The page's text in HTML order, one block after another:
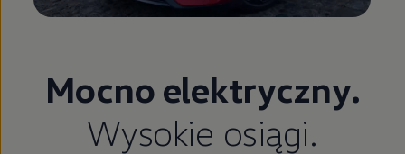
Mocno elektryczny.
Wysokie osiągi.